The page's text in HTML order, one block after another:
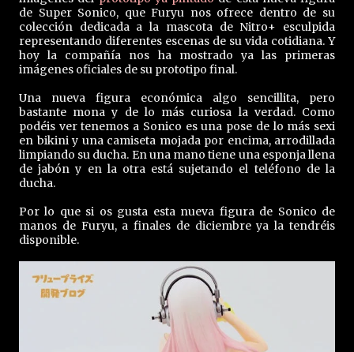
de Super Sonico, que Furyu nos ofrece dentro de su
colección dedicada a la mascota de Nitro+ esculpida
representando diferentes escenas de su vida cotidiana. Y
hoy la compañía nos ha mostrado ya las primeras
imágenes oficiales de su prototipo final.
Una nueva figura económica algo sencillita, pero
bastante mona y de lo más curiosa la verdad. Como
podéis ver tenemos a Sonico es una pose de lo más sexi
en bikini y una camiseta mojada por encima, arrodillada
limpiando su ducha. En una mano tiene una esponja llena
de jabón y en la otra está sujetando el teléfono de la
ducha.
Por lo que si os gusta esta nueva figura de Sonico de
manos de Furyu, a finales de diciembre ya la tendréis
disponible.